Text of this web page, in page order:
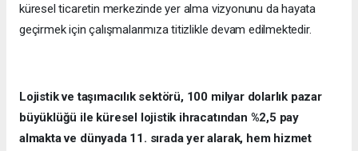
küresel ticaretin merkezinde yer alma vizyonunu da hayata
geçirmek için çalışmalarımıza titizlikle devam edilmektedir.
Lojistik ve taşımacılık sektörü, 100 milyar dolarlık pazar
büyüklüğü ile küresel lojistik ihracatından %2,5 pay
almakta ve dünyada 11. sırada yer alarak, hem hizmet